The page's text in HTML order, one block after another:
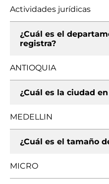
Actividades jurídicas
¿Cuál es el
registra?
ANTIOQUIA
¿Cuál es la ciudad
MEDELLIN
¿Cuál es el tamaño
MICRO